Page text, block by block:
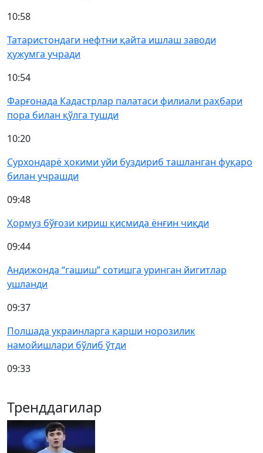
10:58
Татаристондаги нефтни қайта ишлаш заводи
ҳужумга учради
10:54
Фарғонада Кадастрлар палатаси филиали раҳбари
пора билан қўлга тушди
10:20
Сурхондарё ҳокими уйи буздириб ташланган фуқаро
билан учрашди
09:48
Ҳормуз бўғози кириш қисмида ёнғин чиқди
09:44
Андижонда “гашиш” сотишга уринган йигитлар
ушланди
09:37
Полшада украинларга қарши норозилик
намойишлари бўлиб ўтди
09:33
Тренддагилар